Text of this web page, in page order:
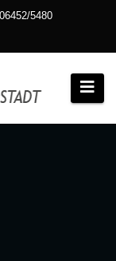
06452/5480